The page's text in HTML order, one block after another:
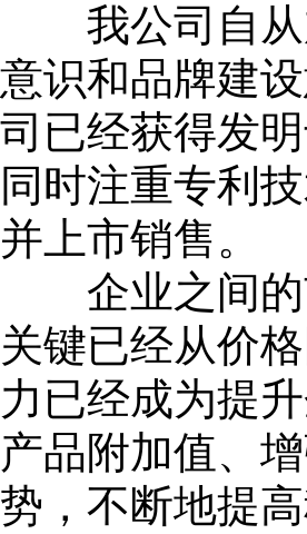
我公司自从
意识和品牌建
司已经获得发
同时注重专利
并上市销售。
企业之间的
关键已经从价
力已经成为提
产品附加值、
势，不断地提